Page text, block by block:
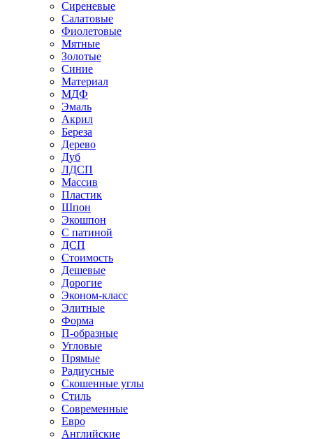
Сиреневые
Салатовые
Фиолетовые
Мятные
Золотые
Синие
Материал
МДФ
Эмаль
Акрил
Береза
Дерево
Дуб
ЛДСП
Массив
Пластик
Шпон
Экошпон
С патиной
ДСП
Стоимость
Дешевые
Дорогие
Эконом-класс
Элитные
Форма
П-образные
Угловые
Прямые
Радиусные
Скошенные углы
Стиль
Современные
Евро
Английские